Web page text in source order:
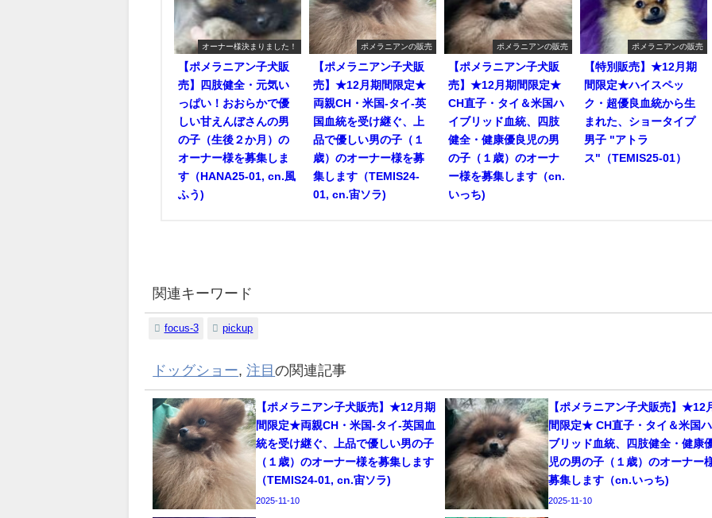
オーナー様決まりました！
【ポメラニアン子犬販
売】四肢健全・元気い
っぱい！おおらかで優
しい甘えんぼさんの男
の子（生後２か月）の
オーナー様を募集しま
す（HANA25-01, cn.風
ふう)
ポメラニアンの販売
【ポメラニアン子犬販
売】★12月期間限定★
両親CH・米国-タイ-英
国血統を受け継ぐ、上
品で優しい男の子（１
歳）のオーナー様を募
集します（TEMIS24-
01, cn.宙ソラ)
ポメラニアンの販売
【ポメラニアン子犬販
売】★12月期間限定★
CH直子・タイ＆米国ハ
イブリッド血統、四肢
健全・健康優良児の男
の子（１歳）のオーナ
ー様を募集します（cn.
いっち)
ポメラニアンの販売
【特別販売】★12月期
間限定★ハイスペッ
ク・超優良血統から生
まれた、ショータイプ
男子 "アトラ
ス"（TEMIS25-01）
関連キーワード
focus-3 pickup
ドッグショー,注目の関連記事
【ポメラニアン子犬販売】★12月期
間限定★両親CH・米国-タイ-英国血
統を受け継ぐ、上品で優しい男の子
（１歳）のオーナー様を募集します
（TEMIS24-01, cn.宙ソラ)
2025-11-10
【ポメラニアン子犬販売】★12
間限定★ CH直子・タイ＆米国
ブリッド血統、四肢健全・健康
児の男の子（１歳）のオーナー
募集します（cn.いっち)
2025-11-10